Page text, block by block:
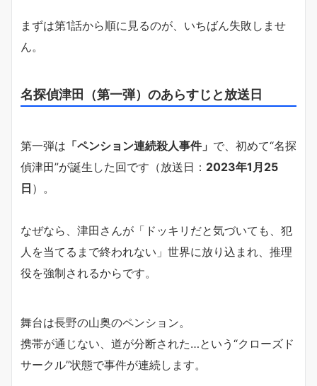
まずは第1話から順に見るのが、いちばん失敗しませ
ん。
名探偵津田（第一弾）のあらすじと放送日
第一弾は 「ペンション連続殺人事件」 で、初めて“名探
偵津田”が誕生した回です（放送日： 2023年1月25
日 ）。
なぜなら、津田さんが「ドッキリだと気づいても、犯
人を当てるまで終われない」世界に放り込まれ、推理
役を強制されるからです。
舞台は長野の山奥のペンション。
携帯が通じない、道が分断された…という“クローズド
サークル”状態で事件が連続します。